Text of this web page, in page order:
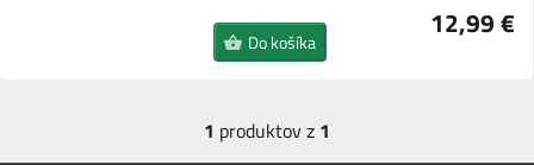
12,99 €
Do košíka
1 produktov z 1